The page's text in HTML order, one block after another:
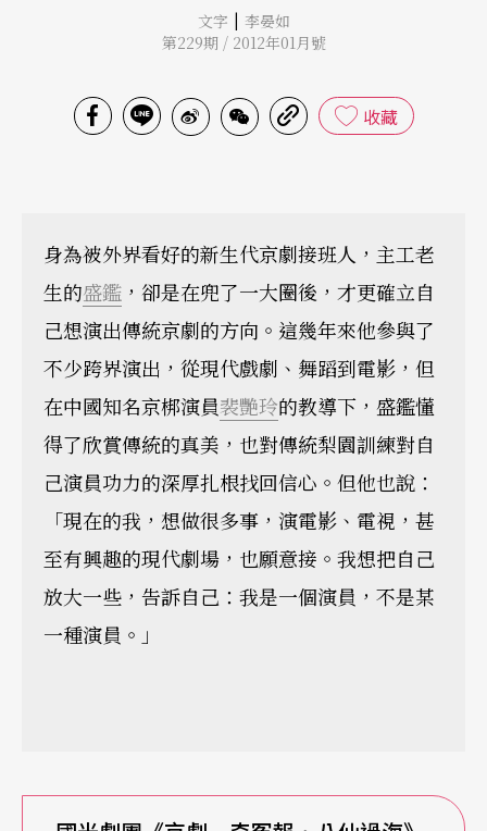
文字 | 李晏如
第229期 / 2012年01月號
收藏
身為被外界看好的新生代京劇接班人，主工老
生的盛鑑 ，卻是在兜了一大圈後，才更確立自
己想演出傳統京劇的方向。這幾年來他參與了
不少跨界演出，從現代戲劇、舞蹈到電影，但
在中國知名京梆演員裴艷玲的教導下，盛鑑懂
得了欣賞傳統的真美，也對傳統梨園訓練對自
己演員功力的深厚扎根找回信心。但他也說：
「現在的我，想做很多事，演電影、電視，甚
至有興趣的現代劇場，也願意接。我想把自己
放大一些，告訴自己：我是一個演員，不是某
一種演員。」